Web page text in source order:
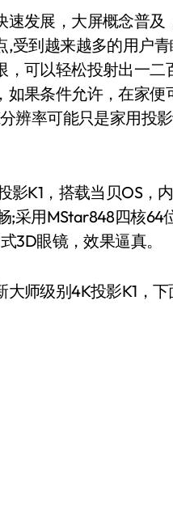
受到越来越多的用户
可以轻松投射出一
果条件允许，在家
辨率可能只是家用投
K1，搭载当贝OS，
采用MStar848四核64
3D眼镜，效果逼真。
级别4K投影K1，下